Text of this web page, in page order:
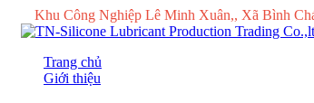
Khu Công Nghiệp Lê Minh Xuân,, Xã Bình
Trang chủ
Giới thiệu